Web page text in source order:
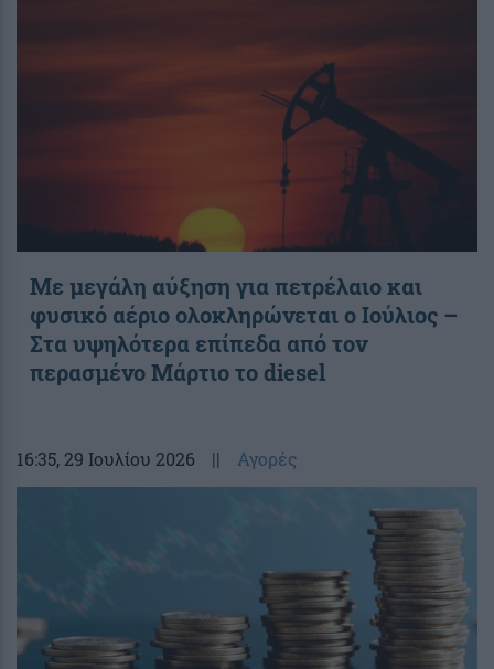
Με μεγάλη αύξηση για πετρέλαιο και
φυσικό αέριο ολοκληρώνεται ο Ιούλιος –
Στα υψηλότερα επίπεδα από τον
περασμένο Μάρτιο το diesel
16:35, 29 Ιουλίου 2026 || Αγορές